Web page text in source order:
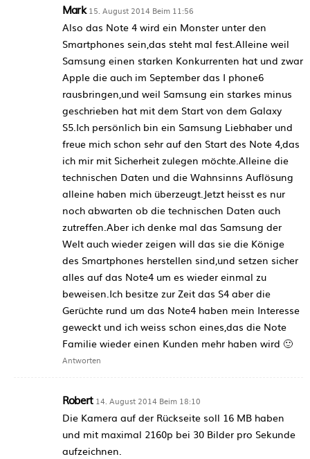
Mark 15. August 2014 Beim 11:56
Also das Note 4 wird ein Monster unter den
Smartphones sein,das steht mal fest.Alleine weil
Samsung einen starken Konkurrenten hat und zwar
Apple die auch im September das I phone6
rausbringen,und weil Samsung ein starkes minus
geschrieben hat mit dem Start von dem Galaxy
S5.Ich persönlich bin ein Samsung Liebhaber und
freue mich schon sehr auf den Start des Note 4,das
ich mir mit Sicherheit zulegen möchte.Alleine die
technischen Daten und die Wahnsinns Auflösung
alleine haben mich überzeugt.Jetzt heisst es nur
noch abwarten ob die technischen Daten auch
zutreffen.Aber ich denke mal das Samsung der
Welt auch wieder zeigen will das sie die Könige
des Smartphones herstellen sind,und setzen sicher
alles auf das Note4 um es wieder einmal zu
beweisen.Ich besitze zur Zeit das S4 aber die
Gerüchte rund um das Note4 haben mein Interesse
geweckt und ich weiss schon eines,das die Note
Familie wieder einen Kunden mehr haben wird 🙂
Antworten
Robert 14. August 2014 Beim 18:10
Die Kamera auf der Rückseite soll 16 MB haben
und mit maximal 2160p bei 30 Bilder pro Sekunde
aufzeichnen.